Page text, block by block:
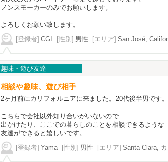
ノンスモーカーのみでお願いします。
よろしくお願い致します。
[登録者] CGI [性別] 男性 [エリア] San José,
趣味・遊び友達
相談や趣味、遊び相手
2ヶ月前にカリフォルニアに来ました。20代後半男です。
こちらで会社以外知り合いがいないので
出かけたり、ここでの暮らしのことを相談できるような
友達ができると嬉しいです。
[登録者] Yama [性別] 男性 [エリア] Santa Clara,